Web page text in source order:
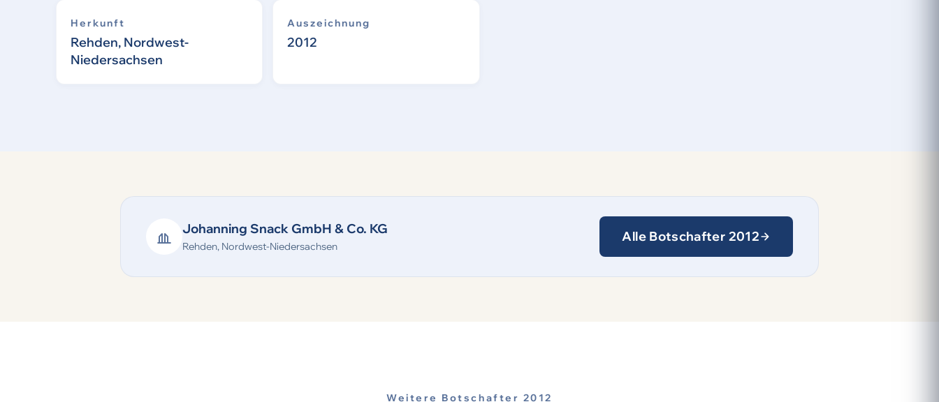
Herkunft
Rehden, Nordwest-
Niedersachsen
Auszeichnung
2012
Johanning Snack GmbH & Co. KG
Rehden, Nordwest-Niedersachsen
Alle Botschafter 2012
Weitere Botschafter 2012